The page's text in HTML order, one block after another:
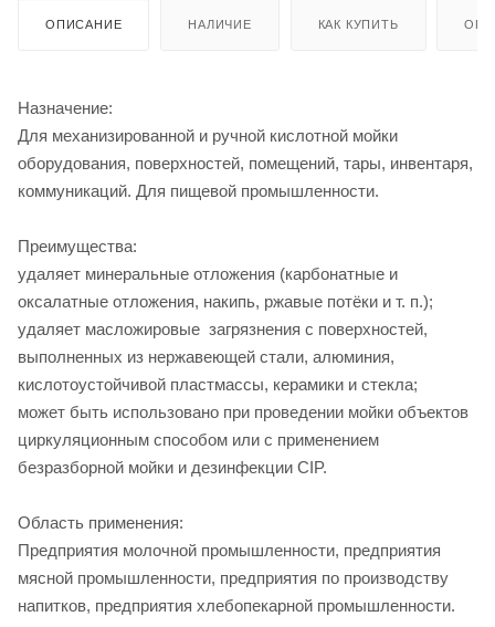
ОПИСАНИЕ НАЛИЧИЕ КАК КУПИТЬ
Назначение:
Для механизированной и ручной кислотной мойки
оборудования, поверхностей, помещений, тары, инвентаря,
коммуникаций. Для пищевой промышленности.
Преимущества:
удаляет минеральные отложения (карбонатные и
оксалатные отложения, накипь, ржавые потёки и т. п.);
удаляет масложировые загрязнения с поверхностей,
выполненных из нержавеющей стали, алюминия,
кислотоустойчивой пластмассы, керамики и стекла;
может быть использовано при проведении мойки объектов
циркуляционным способом или с применением
безразборной мойки и дезинфекции CIP.
Область применения:
Предприятия молочной промышленности, предприятия
мясной промышленности, предприятия по производству
напитков, предприятия хлебопекарной промышленности.